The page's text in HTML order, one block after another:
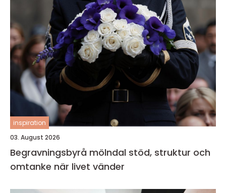
inspiration
03. August 2026
Begravningsbyrå mölndal stöd, struktur och
omtanke när livet vänder